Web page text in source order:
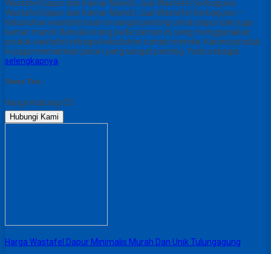
Wastafel Dapur dan Kamar Mandi | Jual Wastafel Serbaguna
Wastafel Dapur dan Kamar Mandi | Jual Wastafel Serbaguna –
Kebutuhan wastafel saat ini sangat penting untuk dapur dan juga
kamar mandi. Banyak orang pada zaman ini yang menggunakan
produk wastafel sebagai kebutuhan rumah mereka. Karena produk
ini juga memainkan peran yang sangat penting. Yaitu sebagai…
selengkapnya
Share This :
Harga Hubungi CS
Hubungi Kami
Harga Wastafel Dapur Minimalis Murah Dan Unik Tulungagung